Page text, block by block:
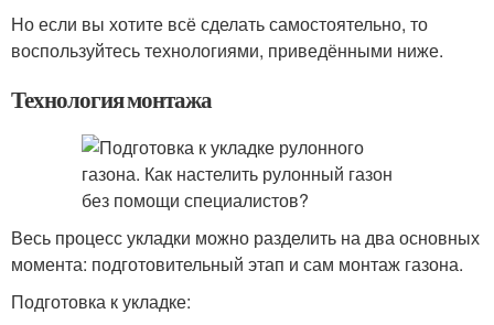
Но если вы хотите всё сделать самостоятельно, то
воспользуйтесь технологиями, приведёнными ниже.
Технология монтажа
Весь процесс укладки можно разделить на два основных
момента: подготовительный этап и сам монтаж газона.
Подготовка к укладке: